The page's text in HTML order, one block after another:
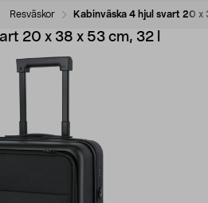
Resväskor Kabinväska 4 hjul svart 20 x
20 x 38 x 53 cm, 32 l